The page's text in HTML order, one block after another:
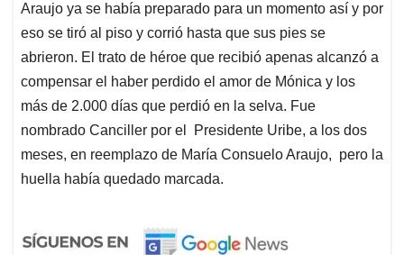
Araujo ya se había preparado para un momento así y por
eso se tiró al piso y corrió hasta que sus pies se
abrieron. El trato de héroe que recibió apenas alcanzó a
compensar el haber perdido el amor de Mónica y los
más de 2.000 días que perdió en la selva. Fue
nombrado Canciller por el Presidente Uribe, a los dos
meses, en reemplazo de María Consuelo Araujo, pero la
huella había quedado marcada.